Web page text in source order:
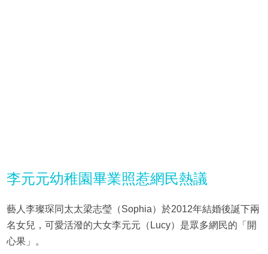
李元元幼稚園畢業照惹網民熱議
藝人李璨琛同太太梁志瑩（Sophia）於2012年結婚後誕下兩
名女兒，可愛活潑的大女李元元（Lucy）是眾多網民的「開
心果」。